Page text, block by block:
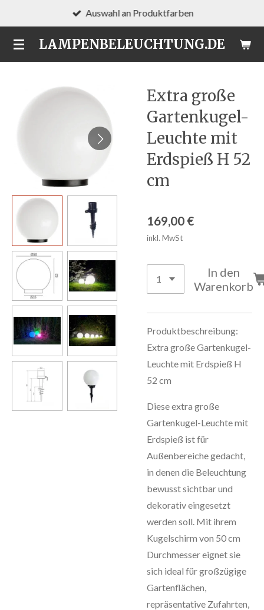
Hauptinhalt
springenLAMPENBELEUCHTUNG.DE
Auswahl an Produktfarben
Extra große
Gartenkugel-
Leuchte mit
Erdspieß H 52
cm
169,00 €
inkl. MwSt
In den
Warenkorb
Produktbeschreibung:
Extra große Gartenkugel-
Leuchte mit Erdspieß H
52 cm
Diese extra große
Gartenkugel-Leuchte mit
Erdspieß ist für
Außenbereiche gedacht,
in denen die Beleuchtung
bewusst sichtbar und
dekorativ eingesetzt
werden soll. Mit ihrem
Kugelschirm von 50 cm
Durchmesser eignet sie
sich ideal für großzügige
Gartenflächen,
repräsentative Zufahrten,